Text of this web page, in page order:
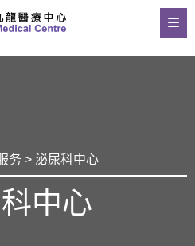
务 > 泌尿科中心
中心